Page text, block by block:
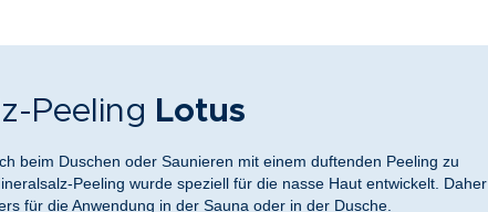
Peeling Lotus
beim Duschen oder Saunieren mit einem duftenden Peeling zu
Peeling wurde speziell für die nasse Haut entwickelt. Daher
für die Anwendung in der Sauna oder in der Dusche.